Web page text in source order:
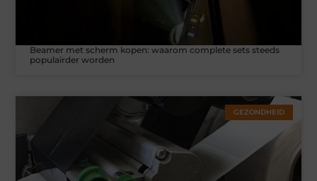
Beamer met scherm kopen: waarom complete sets steeds
populairder worden
GEZONDHEID